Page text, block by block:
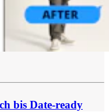
bis Date-ready